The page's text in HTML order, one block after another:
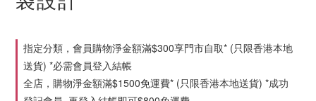
指定分類，會員購物淨金額滿$300享門市自取* (只限香港本地
送貨) *必需會員登入結帳
全店，購物淨金額滿$1500免運費* (只限香港本地送貨) *成功